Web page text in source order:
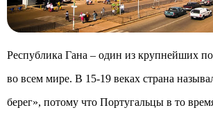
Республика Гана – один из крупнейших
во всем мире. В 15-19 веках страна
берег», потому что Португальцы в то